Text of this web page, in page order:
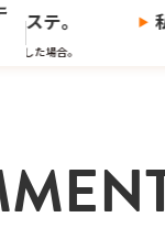
テ。
た場合。
私